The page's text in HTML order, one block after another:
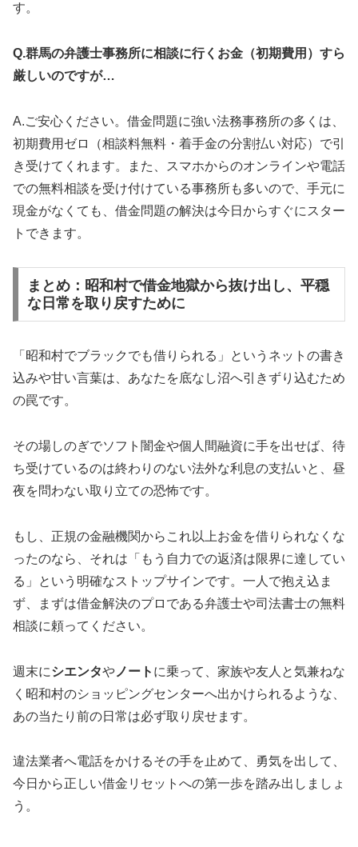
す。
Q.群馬の弁護士事務所に相談に行くお金（初期費用）すら
厳しいのですが…
A.ご安心ください。借金問題に強い法務事務所の多くは、
初期費用ゼロ（相談料無料・着手金の分割払い対応）で引
き受けてくれます。また、スマホからのオンラインや電話
での無料相談を受け付けている事務所も多いので、手元に
現金がなくても、借金問題の解決は今日からすぐにスター
トできます。
まとめ：昭和村で借金地獄から抜け出し、平穏
な日常を取り戻すために
「昭和村でブラックでも借りられる」というネットの書き
込みや甘い言葉は、あなたを底なし沼へ引きずり込むため
の罠です。
その場しのぎでソフト闇金や個人間融資に手を出せば、待
ち受けているのは終わりのない法外な利息の支払いと、昼
夜を問わない取り立ての恐怖です。
もし、正規の金融機関からこれ以上お金を借りられなくな
ったのなら、それは「もう自力での返済は限界に達してい
る」という明確なストップサインです。一人で抱え込ま
ず、まずは借金解決のプロである弁護士や司法書士の無料
相談に頼ってください。
週末にシエンタや ノート に乗って、家族や友人と気兼ねな
く昭和村のショッピングセンターへ出かけられるような、
あの当たり前の日常は必ず取り戻せます。
違法業者へ電話をかけるその手を止めて、勇気を出して、
今日から正しい借金リセットへの第一歩を踏み出しましょ
う。